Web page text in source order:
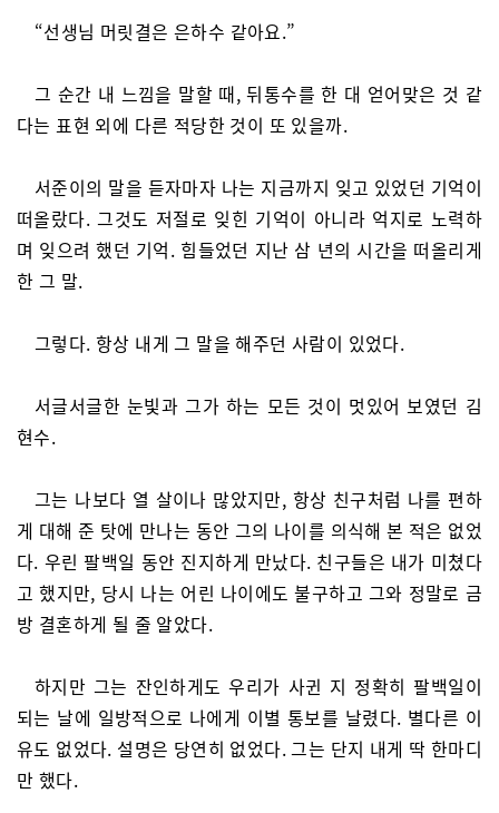
“선생님 머릿결은 은하수 같아요.”
그 순간 내 느낌을 말할 때, 뒤통수를 한 대 얻어맞은 것 같
다는 표현 외에 다른 적당한 것이 또 있을까.
서준이의 말을 듣자마자 나는 지금까지 잊고 있었던 기억이
떠올랐다. 그것도 저절로 잊힌 기억이 아니라 억지로 노력하
며 잊으려 했던 기억. 힘들었던 지난 삼 년의 시간을 떠올리게
한 그 말.
그렇다. 항상 내게 그 말을 해주던 사람이 있었다.
서글서글한 눈빛과 그가 하는 모든 것이 멋있어 보였던 김
현수.
그는 나보다 열 살이나 많았지만, 항상 친구처럼 나를 편하
게 대해 준 탓에 만나는 동안 그의 나이를 의식해 본 적은 없었
다. 우린 팔백일 동안 진지하게 만났다. 친구들은 내가 미쳤다
고 했지만, 당시 나는 어린 나이에도 불구하고 그와 정말로 금
방 결혼하게 될 줄 알았다.
하지만 그는 잔인하게도 우리가 사귄 지 정확히 팔백일이
되는 날에 일방적으로 나에게 이별 통보를 날렸다. 별다른 이
유도 없었다. 설명은 당연히 없었다. 그는 단지 내게 딱 한마디
만 했다.